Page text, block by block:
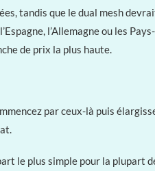
tandis que le dual mesh
l’Allemagne ou les
de prix la plus haute.
par ceux-là puis
le plus simple pour la plupart